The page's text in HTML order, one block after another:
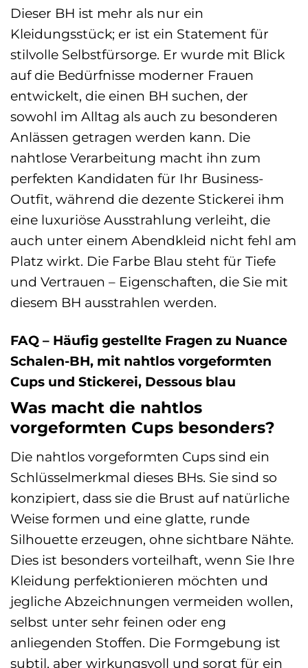
Dieser BH ist mehr als nur ein
Kleidungsstück; er ist ein Statement für
stilvolle Selbstfürsorge. Er wurde mit Blick
auf die Bedürfnisse moderner Frauen
entwickelt, die einen BH suchen, der
sowohl im Alltag als auch zu besonderen
Anlässen getragen werden kann. Die
nahtlose Verarbeitung macht ihn zum
perfekten Kandidaten für Ihr Business-
Outfit, während die dezente Stickerei ihm
eine luxuriöse Ausstrahlung verleiht, die
auch unter einem Abendkleid nicht fehl am
Platz wirkt. Die Farbe Blau steht für Tiefe
und Vertrauen – Eigenschaften, die Sie mit
diesem BH ausstrahlen werden.
FAQ – Häufig gestellte Fragen zu Nuance
Schalen-BH, mit nahtlos vorgeformten
Cups und Stickerei, Dessous blau
Was macht die nahtlos
vorgeformten Cups besonders?
Die nahtlos vorgeformten Cups sind ein
Schlüsselmerkmal dieses BHs. Sie sind so
konzipiert, dass sie die Brust auf natürliche
Weise formen und eine glatte, runde
Silhouette erzeugen, ohne sichtbare Nähte.
Dies ist besonders vorteilhaft, wenn Sie Ihre
Kleidung perfektionieren möchten und
jegliche Abzeichnungen vermeiden wollen,
selbst unter sehr feinen oder eng
anliegenden Stoffen. Die Formgebung ist
subtil, aber wirkungsvoll und sorgt für ein